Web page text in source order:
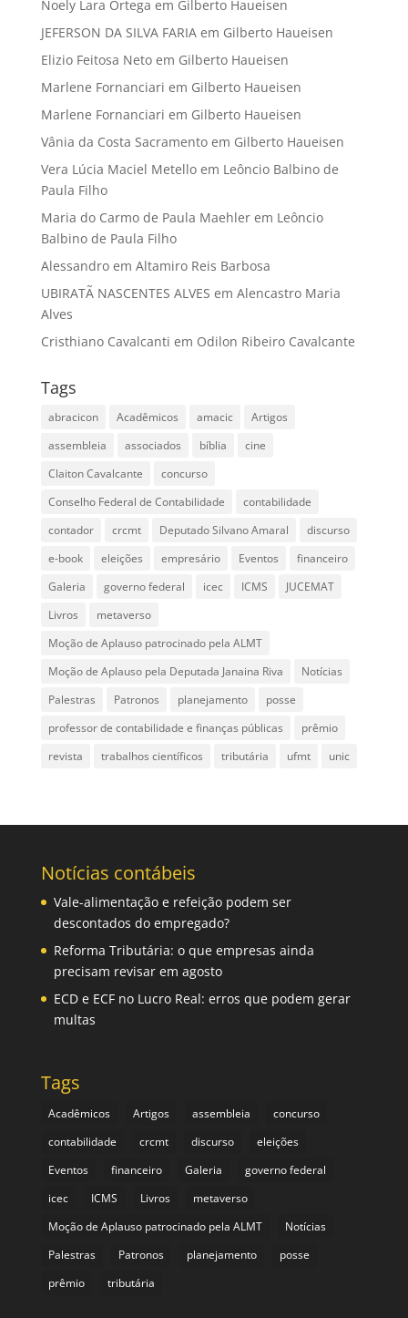
Noely Lara Ortega em Gilberto Haueisen
JEFERSON DA SILVA FARIAem Gilberto Haueisen
Elizio Feitosa Netoem Gilberto Haueisen
Marlene Fornanciari em Gilberto Haueisen
Marlene Fornanciari em Gilberto Haueisen
Vânia da Costa Sacramentoem Gilberto Haueisen
Vera Lúcia Maciel Metelloem Leôncio Balbino de
Paula Filho
Maria do Carmo de Paula Maehlerem Leôncio
Balbino de Paula Filho
Alessandroem Altamiro Reis Barbosa
UBIRATÃ NASCENTES ALVES em Alencastro Maria
Alves
Cristhiano Cavalcanti em Odilon Ribeiro Cavalcante
Tags
abracicon Acadêmicos amacic
Artigos
assembleia
associados bíblia
cine
Claiton Cavalcante
concurso
Conselho Federal de Contabilidade
contabilidade
contador
crcmt Deputado Silvano Amaral
discurso
e-book
eleições empresário Eventos
financeiro
Galeria
governo federal icec ICMS
JUCEMAT
Livros
metaverso
Moção de Aplauso patrocinado pela ALMT
Moção de Aplauso pela Deputada Janaina Riva
Notícias
Palestras
Patronos planejamento
posse
professor de contabilidade e finanças públicas
prêmio
revista
trabalhos científicos tributária ufmt unic
Notícias contábeis
Vale-alimentação e refeição podem ser
descontados do empregado?
Reforma Tributária: o que empresas ainda
precisam revisar em agosto
ECD e ECF no Lucro Real: erros que podem gerar
multas
Tags
Acadêmicos Artigos assembleia
concurso
contabilidade
crcmt discurso
eleições
Eventos
financeiro Galeria
governo federal
icec
ICMS Livros
metaverso
Moção de Aplauso patrocinado pela ALMT
Notícias
Palestras
Patronos planejamento
posse
prêmio
tributária